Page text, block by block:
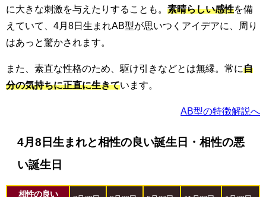
に大きな刺激を与えたりすることも。 素晴らしい感性を備
えていて、4月8日生まれAB型が思いつくアイデアに、周り
はあっと驚かされます。
また、素直な性格のため、駆け引きなどとは無縁。常に自
分の気持ちに正直に生きています。
AB型の特徴解説へ
4月8日生まれと相性の良い誕生日・相性の悪
い誕生日
相性の良い